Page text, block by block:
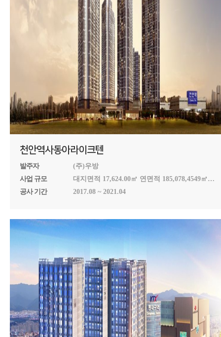
천안역사동아라이크텐
발주자
(주)우방
사업 규모
대지면적 17,624.00㎡ 연면적 185,078,4549㎡
건축면적 8,059.6157㎡ 용적률 730.40% 건폐율
공사 기간 2017.08 ~ 2021.04